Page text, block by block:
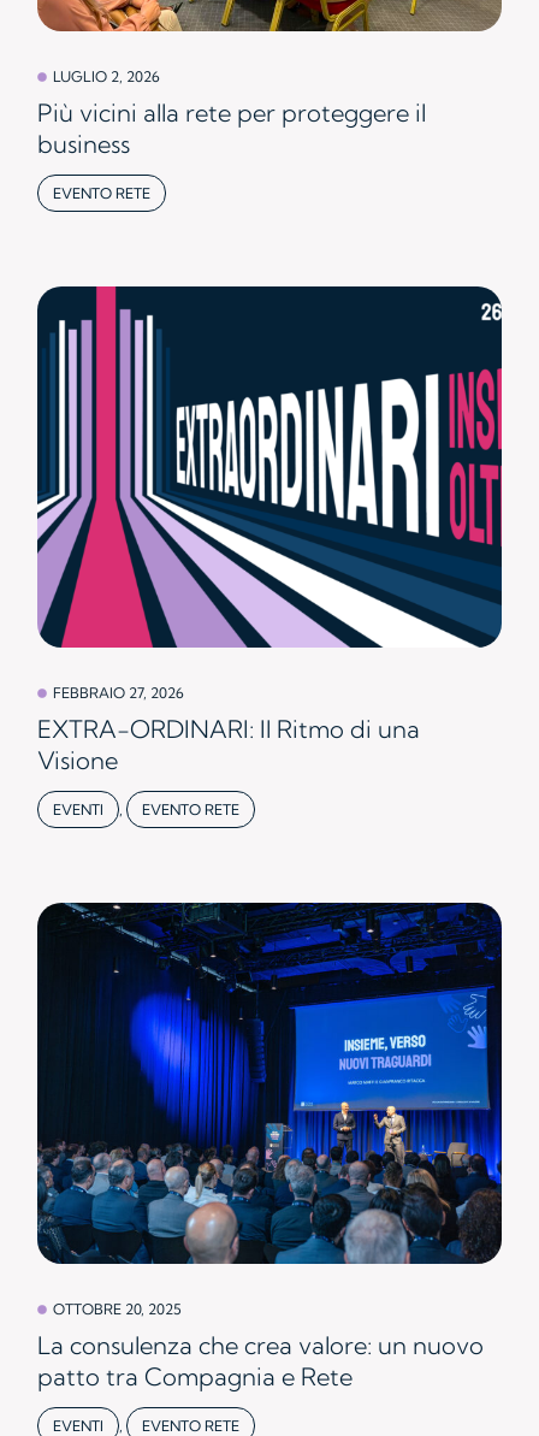
LUGLIO 2, 2026
Più vicini alla rete per proteggere il
business
EVENTO RETE
FEBBRAIO 27, 2026
EXTRA-ORDINARI: Il Ritmo di una
Visione
EVENTI , EVENTO RETE
OTTOBRE 20, 2025
La consulenza che crea valore: un nuovo
patto tra Compagnia e Rete
EVENTI , EVENTO RETE